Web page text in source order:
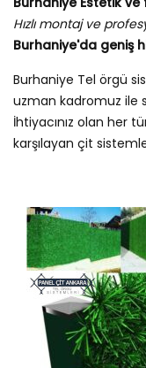
Hızlı montaj ve
Burhaniye'da geniş
Burhaniye Tel örgü
uzman kadromuz ile
İhtiyacınız olan her
karşılayan çit